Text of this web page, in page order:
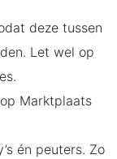
deze tussen
Let wel op
Marktplaats
én peuters. Zo